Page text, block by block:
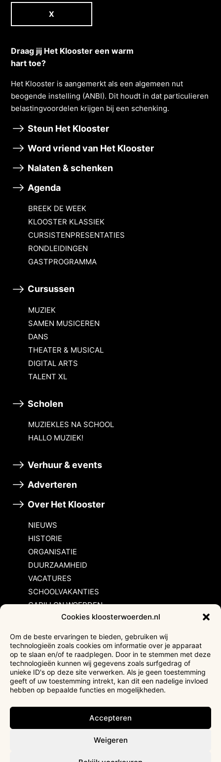
Cookies kloosterwoerden.nl
Om de beste ervaringen te bieden, gebruiken wij
technologieën zoals cookies om informatie over je apparaat
op te slaan en/of te raadplegen. Door in te stemmen met deze
technologieën kunnen wij gegevens zoals surfgedrag of
unieke ID's op deze site verwerken. Als je geen toestemming
geeft of uw toestemming intrekt, kan dit een nadelige invloed
hebben op bepaalde functies en mogelijkheden.
Accepteren
Weigeren
X
Draag jij Het Klooster een warm
hart toe?
Het Klooster is aangemerkt als een algemeen nut
beogende instelling (ANBI). Dit houdt in dat particulieren
belastingvoordelen krĳgen bĳ een schenking.
Steun Het Klooster
Word vriend van Het Klooster
Nalaten & schenken
Agenda
BREEK DE WEEK
KLOOSTER KLASSIEK
CURSISTENPRESENTATIES
RONDLEIDINGEN
GASTPROGRAMMA
Cursussen
MUZIEK
SAMEN MUSICEREN
DANS
THEATER & MUSICAL
DIGITAL ARTS
TALENT XL
Scholen
MUZIEKLES NA SCHOOL
HALLO MUZIEK!
Verhuur & events
Adverteren
Over Het Klooster
NIEUWS
HISTORIE
ORGANISATIE
DUURZAAMHEID
VACATURES
SCHOOLVAKANTIES
CARILLON WOERDEN
Inschrijvingsvoorwaarden
Bezoekersvoorwaarden
Huurvoorwaarden
Privacyverklaring
Ticketverkoop